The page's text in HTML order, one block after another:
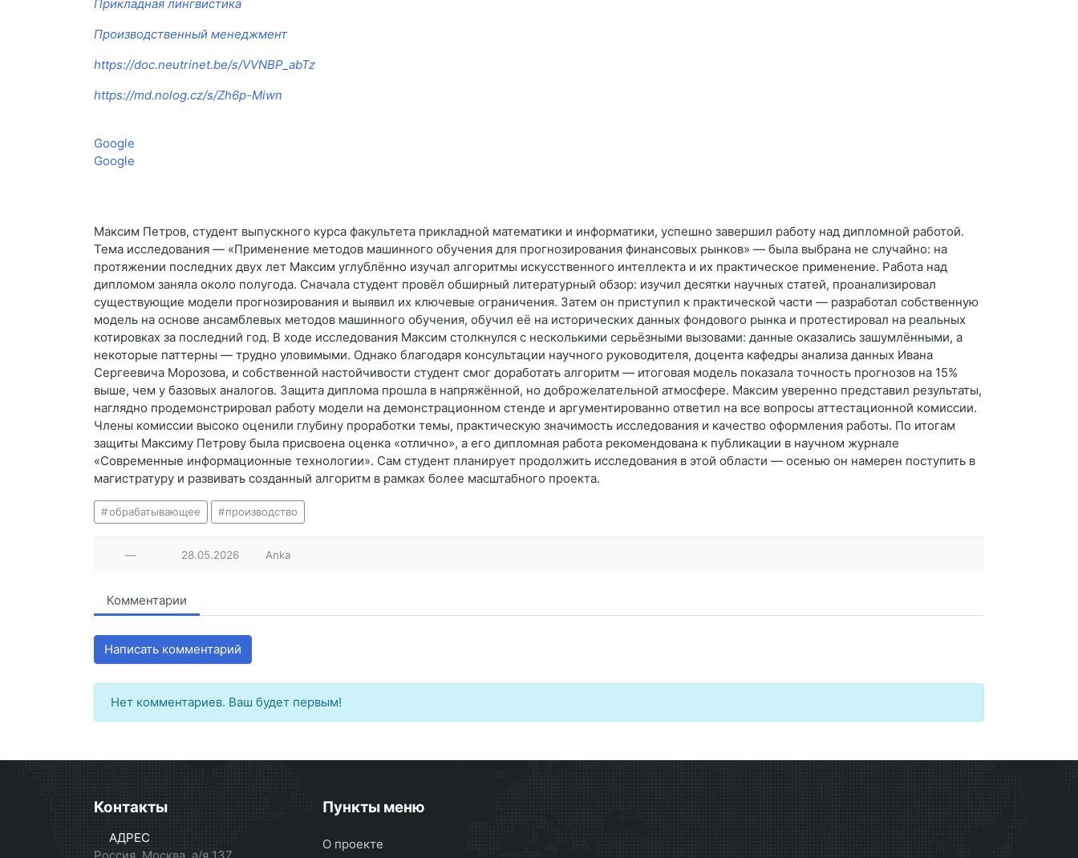
Прикладная лингвистика
Производственный менеджмент
https://doc.neutrinet.be/s/VVNBP_abTz
https://md.nolog.cz/s/Zh6p-Miwn
Google
Google
Максим Петров, студент выпускного курса факультета прикладной математики и информатики, успешно завершил работу над дипломной работой.
Тема исследования — «Применение методов машинного обучения для прогнозирования финансовых рынков» — была выбрана не случайно: на
протяжении последних двух лет Максим углублённо изучал алгоритмы искусственного интеллекта и их практическое применение. Работа над
дипломом заняла около полугода. Сначала студент провёл обширный литературный обзор: изучил десятки научных статей, проанализировал
существующие модели прогнозирования и выявил их ключевые ограничения. Затем он приступил к практической части — разработал собственную
модель на основе ансамблевых методов машинного обучения, обучил её на исторических данных фондового рынка и протестировал на реальных
котировках за последний год. В ходе исследования Максим столкнулся с несколькими серьёзными вызовами: данные оказались зашумлёнными, а
некоторые паттерны — трудно уловимыми. Однако благодаря консультации научного руководителя, доцента кафедры анализа данных Ивана
Сергеевича Морозова, и собственной настойчивости студент смог доработать алгоритм — итоговая модель показала точность прогнозов на 15%
выше, чем у базовых аналогов. Защита диплома прошла в напряжённой, но доброжелательной атмосфере. Максим уверенно представил результаты,
наглядно продемонстрировал работу модели на демонстрационном стенде и аргументированно ответил на все вопросы аттестационной комиссии.
Члены комиссии высоко оценили глубину проработки темы, практическую значимость исследования и качество оформления работы. По итогам
защиты Максиму Петрову была присвоена оценка «отлично», а его дипломная работа рекомендована к публикации в научном журнале
«Современные информационные технологии». Сам студент планирует продолжить исследования в этой области — осенью он намерен поступить в
магистратуру и развивать созданный алгоритм в рамках более масштабного проекта.
обрабатывающее производство
— 28.05.2026 Anka
Комментарии
Написать комментарий
Нет комментариев. Ваш будет первым!
Контакты
АДРЕС
Пункты меню
О проекте